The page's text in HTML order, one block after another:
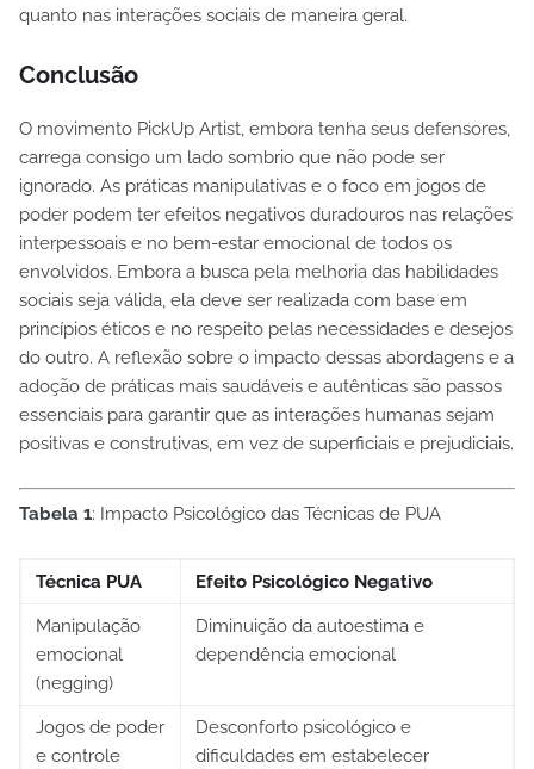
quanto nas interações sociais de maneira geral.
Conclusão
O movimento PickUp Artist, embora tenha seus defensores,
carrega consigo um lado sombrio que não pode ser
ignorado. As práticas manipulativas e o foco em jogos de
poder podem ter efeitos negativos duradouros nas relações
interpessoais e no bem-estar emocional de todos os
envolvidos. Embora a busca pela melhoria das habilidades
sociais seja válida, ela deve ser realizada com base em
princípios éticos e no respeito pelas necessidades e desejos
do outro. A reflexão sobre o impacto dessas abordagens e a
adoção de práticas mais saudáveis e autênticas são passos
essenciais para garantir que as interações humanas sejam
positivas e construtivas, em vez de superficiais e prejudiciais.
Tabela 1: Impacto Psicológico das Técnicas de PUA
Técnica PUA Efeito Psicológico Negativo
Manipulação
emocional
(negging)
Diminuição da autoestima e
dependência emocional
Jogos de poder
e controle
Desconforto psicológico e
dificuldades em estabelecer